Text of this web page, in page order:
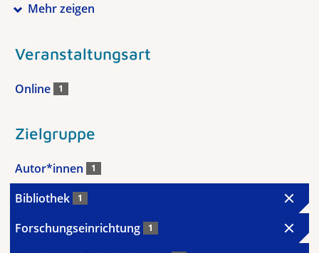
Mehr zeigen
Veranstaltungsart
Online 1
Zielgruppe
Autor*innen 1
Bibliothek 1
Forschungseinrichtung 1